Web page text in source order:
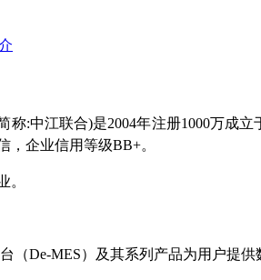
称:中江联合)是2004年注册1000万成
，企业信用等级BB+。
。
（De-MES）及其系列产品为用户提供